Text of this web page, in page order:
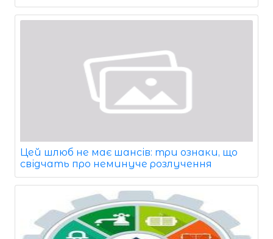
Цей шлюб не має шансів: три ознаки, що
свідчать про неминуче розлучення